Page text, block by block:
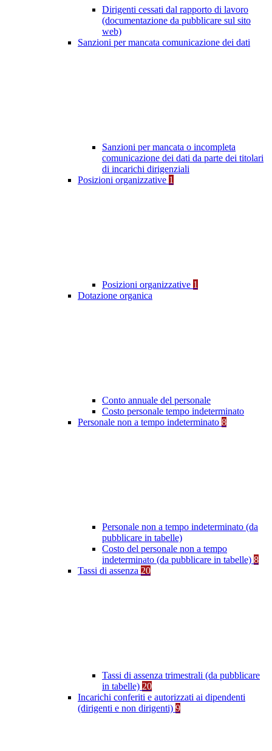
Dirigenti cessati dal rapporto di lavoro
(documentazione da pubblicare sul sito
web)
Sanzioni per mancata comunicazione dei dati
Sanzioni per mancata o incompleta
comunicazione dei dati da parte dei titolari
di incarichi dirigenziali
Posizioni organizzative 1
Posizioni organizzative 1
Dotazione organica
Conto annuale del personale
Costo personale tempo indeterminato
Personale non a tempo indeterminato 8
Personale non a tempo indeterminato (da
pubblicare in tabelle)
Costo del personale non a tempo
indeterminato (da pubblicare in tabelle) 8
Tassi di assenza 20
Tassi di assenza trimestrali (da pubblicare
in tabelle) 20
Incarichi conferiti e autorizzati ai dipendenti
(dirigenti e non dirigenti) 9